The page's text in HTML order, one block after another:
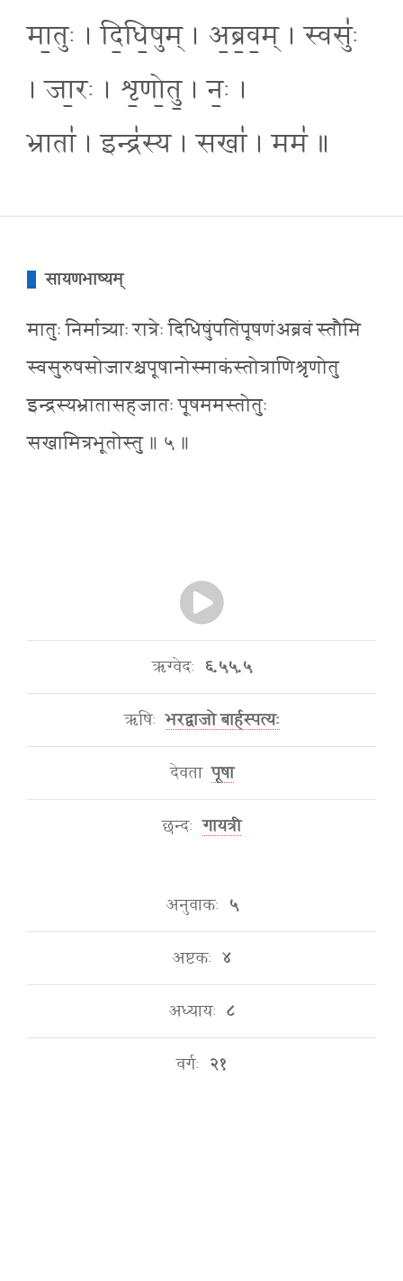
मा॒तुः । दि॒धि॒षुम् । अ॒ब्र॒व॒म् । स्वसुः॑
। जा॒रः । शृ॒णो॒तु॒ । नः॒ ।
भ्राता॑ । इन्द्र॑स्य । सखा॑ । मम॑ ॥
सायणभाष्यम्
मातुः निर्मात्र्याः रात्रेः दिधिषुंपतिंपूषणंअब्रवं स्तौमि
स्वसुरुषसोजारश्चपूषानोस्माकंस्तोत्राणिश्रृणोतु
इन्द्रस्यभ्रातासहजातः पूषममस्तोतुः
सखामित्रभूतोस्तु ॥ ५ ॥
ऋग्वेदः ६.५५.५
ऋषिः भरद्वाजो बार्हस्पत्यः
देवता पूषा
छन्दः गायत्री
अनुवाकः ५
अष्टकः ४
अध्यायः ८
वर्गः २१